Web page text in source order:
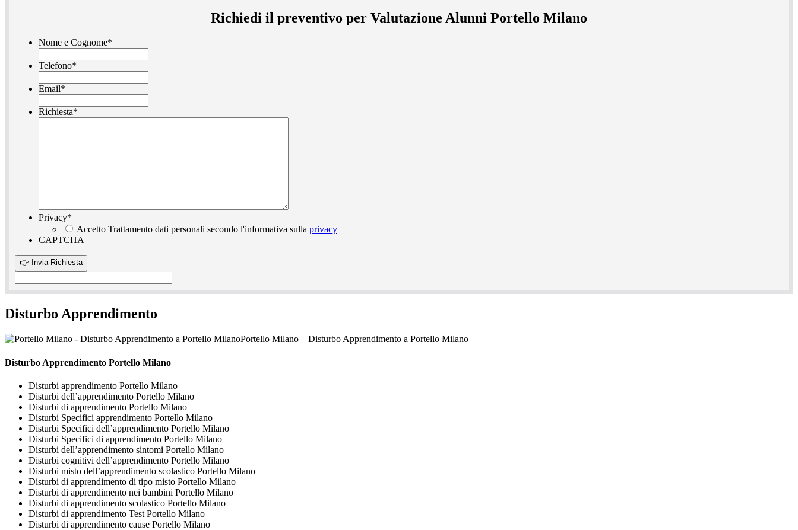
Richiedi il preventivo per Valutazione Alunni Portello Milano
Nome e Cognome*
Telefono*
Email*
Richiesta*
Privacy*
Accetto Trattamento dati personali secondo l'informativa sulla privacy
CAPTCHA
Disturbo Apprendimento
Portello Milano – Disturbo Apprendimento a Portello Milano
Disturbo Apprendimento Portello Milano
Disturbi apprendimento Portello Milano
Disturbi dell’apprendimento Portello Milano
Disturbi di apprendimento Portello Milano
Disturbi Specifici apprendimento Portello Milano
Disturbi Specifici dell’apprendimento Portello Milano
Disturbi Specifici di apprendimento Portello Milano
Disturbi dell’apprendimento sintomi Portello Milano
Disturbi cognitivi dell’apprendimento Portello Milano
Disturbi misto dell’apprendimento scolastico Portello Milano
Disturbi di apprendimento di tipo misto Portello Milano
Disturbi di apprendimento nei bambini Portello Milano
Disturbi di apprendimento scolastico Portello Milano
Disturbi di apprendimento Test Portello Milano
Disturbi di apprendimento cause Portello Milano